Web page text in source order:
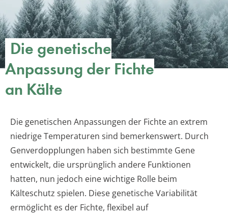
Die genetische
Anpassung der Fichte
an Kälte
Die genetischen Anpassungen der Fichte an extrem
niedrige Temperaturen sind bemerkenswert. Durch
Genverdopplungen haben sich bestimmte Gene
entwickelt, die ursprünglich andere Funktionen
hatten, nun jedoch eine wichtige Rolle beim
Kälteschutz spielen. Diese genetische Variabilität
ermöglicht es der Fichte, flexibel auf